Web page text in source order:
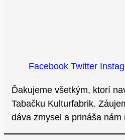
Facebook Twitter
Ďakujeme všetkým, ktorí
Tabačku Kulturfabrik.
dáva zmysel a prináša nám